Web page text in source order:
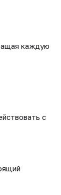
каждую
с